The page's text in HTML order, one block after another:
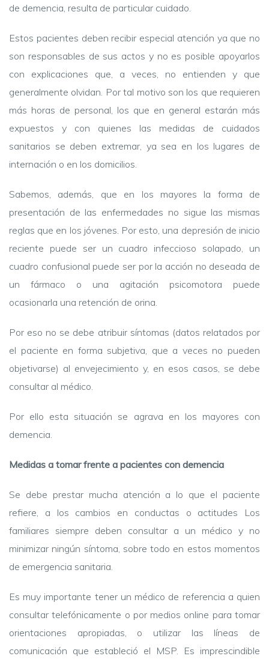
de demencia, resulta de particular cuidado.
Estos pacientes deben recibir especial atención ya que no
son responsables de sus actos y no es posible apoyarlos
con explicaciones que, a veces, no entienden y que
generalmente olvidan. Por tal motivo son los que requieren
más horas de personal, los que en general estarán más
expuestos y con quienes las medidas de cuidados
sanitarios se deben extremar, ya sea en los lugares de
internación o en los domicilios.
Sabemos, además, que en los mayores la forma de
presentación de las enfermedades no sigue las mismas
reglas que en los jóvenes. Por esto, una depresión de inicio
reciente puede ser un cuadro infeccioso solapado, un
cuadro confusional puede ser por la acción no deseada de
un fármaco o una agitación psicomotora puede
ocasionarla una retención de orina.
Por eso no se debe atribuir síntomas (datos relatados por
el paciente en forma subjetiva, que a veces no pueden
objetivarse) al envejecimiento y, en esos casos, se debe
consultar al médico.
Por ello esta situación se agrava en los mayores con
demencia.
Medidas a tomar frente a pacientes con demencia
Se debe prestar mucha atención a lo que el paciente
refiere, a los cambios en conductas o actitudes Los
familiares siempre deben consultar a un médico y no
minimizar ningún síntoma, sobre todo en estos momentos
de emergencia sanitaria.
Es muy importante tener un médico de referencia a quien
consultar telefónicamente o por medios online para tomar
orientaciones apropiadas, o utilizar las líneas de
comunicación que estableció el MSP. Es imprescindible